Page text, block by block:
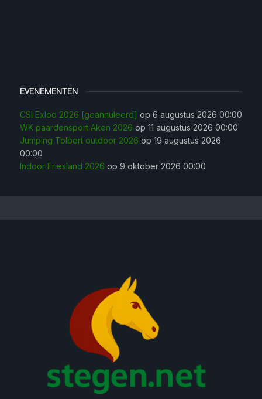
EVENEMENTEN
CSI Exloo 2026 [geannuleerd] op 6 augustus 2026 00:00
WK paardensport Aken 2026 op 11 augustus 2026 00:00
Jumping Tolbert outdoor 2026 op 19 augustus 2026
00:00
Indoor Friesland 2026 op 9 oktober 2026 00:00